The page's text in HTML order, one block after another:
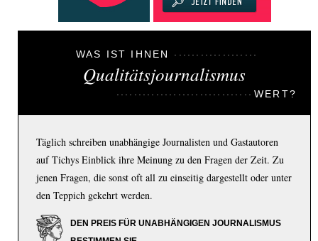
WAS IST IHNEN
Qualitätsjournalismus
WERT?
Täglich schreiben unabhängige Journalisten und Gastautoren
auf Tichys Einblick ihre Meinung zu den Fragen der Zeit. Zu
jenen Fragen, die sonst oft all zu einseitig dargestellt oder unter
den Teppich gekehrt werden.
DEN PREIS FÜR UNABHÄNGIGEN JOURNALISMUS